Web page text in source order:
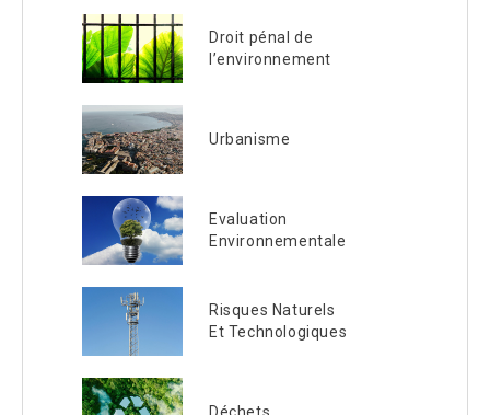
Droit pénal de
l’environnement
Urbanisme
Evaluation
Environnementale
Risques Naturels
Et Technologiques